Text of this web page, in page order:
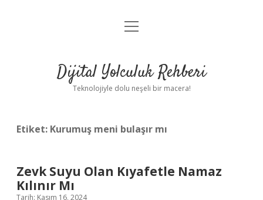
Anasayfa
Yasal Uyarı
menüyü
Dijital Yolculuk Rehberi
Teknolojiyle dolu neşeli bir macera!
Etiket: Kurumuş meni bulaşır mı
Zevk Suyu Olan Kıyafetle Namaz
Kılınır Mı
Tarih: Kasım 16, 2024